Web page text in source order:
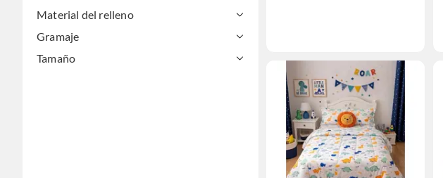
Material del relleno
Gramaje
Tamaño